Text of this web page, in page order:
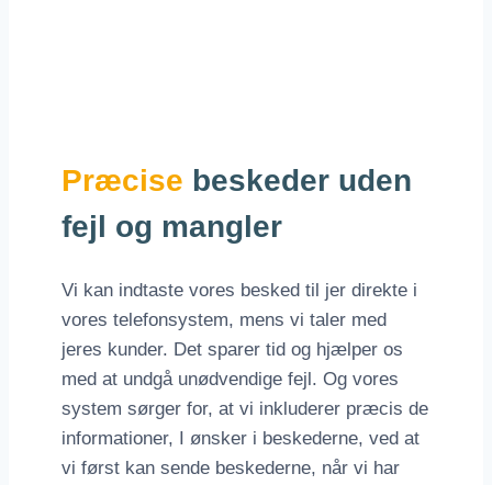
Præcise beskeder uden
fejl og mangler
Vi kan indtaste vores besked til jer direkte i
vores telefonsystem, mens vi taler med
jeres kunder. Det sparer tid og hjælper os
med at undgå unødvendige fejl. Og vores
system sørger for, at vi inkluderer præcis de
informationer, I ønsker i beskederne, ved at
vi først kan sende beskederne, når vi har